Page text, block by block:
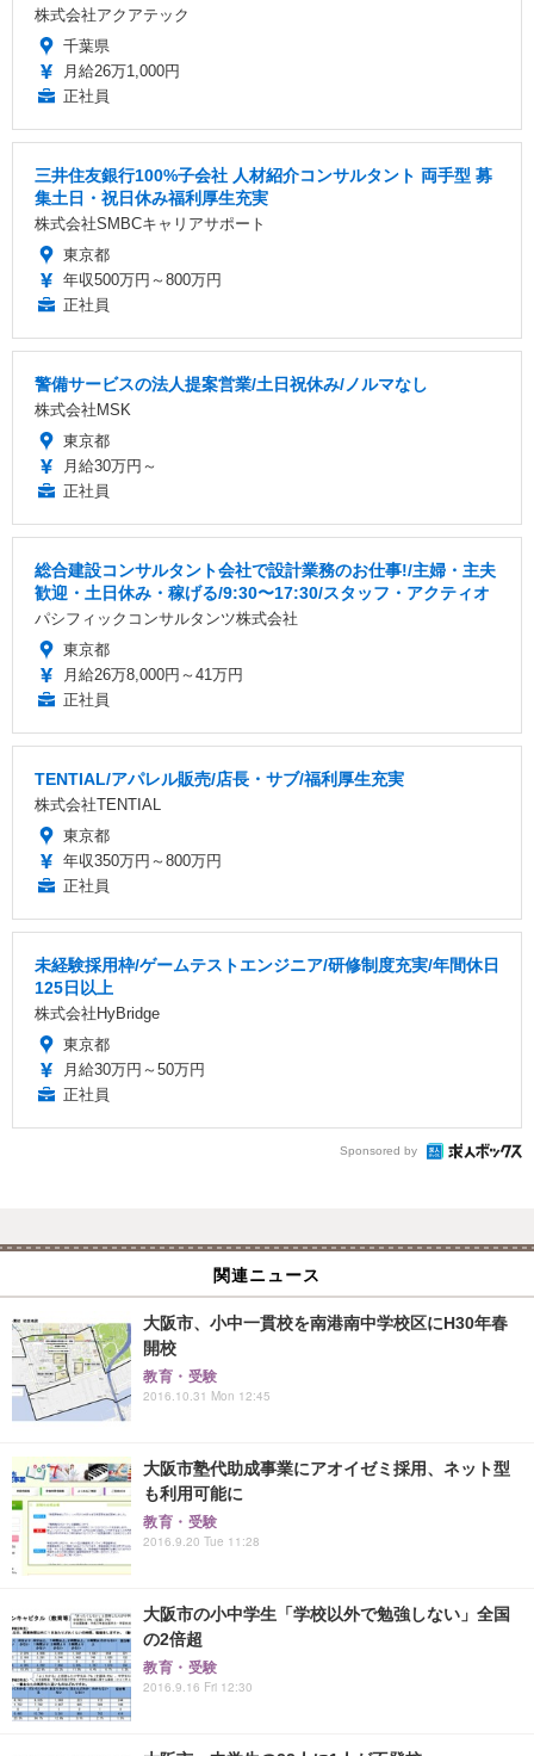
株式会社アクアテック
千葉県
月給26万1,000円
正社員
三井住友銀行100%子会社 人材紹介コンサルタント 両手型 募
集土日・祝日休み福利厚生充実
株式会社SMBCキャリアサポート
東京都
年収500万円～800万円
正社員
警備サービスの法人提案営業/土日祝休み/ノルマなし
株式会社MSK
東京都
月給30万円～
正社員
総合建設コンサルタント会社で設計業務のお仕事!/主婦・主夫
歓迎・土日休み・稼げる/9:30〜17:30/スタッフ・アクティオ
パシフィックコンサルタンツ株式会社
東京都
月給26万8,000円～41万円
正社員
TENTIAL/アパレル販売/店長・サブ/福利厚生充実
株式会社TENTIAL
東京都
年収350万円～800万円
正社員
未経験採用枠/ゲームテストエンジニア/研修制度充実/年間休日
125日以上
株式会社HyBridge
東京都
月給30万円～50万円
正社員
Sponsored by
関連ニュース
大阪市、小中一貫校を南港南中学校区にH30年春
開校
教育・受験
2016.10.31 Mon 12:45
大阪市塾代助成事業にアオイゼミ採用、ネット型
も利用可能に
教育・受験
2016.9.20 Tue 11:28
大阪市の小中学生「学校以外で勉強しない」全国
の2倍超
教育・受験
2016.9.16 Fri 12:30